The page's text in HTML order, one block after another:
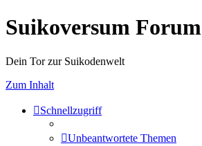
Suikoversum Forum
Dein Tor zur Suikodenwelt
Zum Inhalt
Schnellzugriff
Unbeantwortete Themen